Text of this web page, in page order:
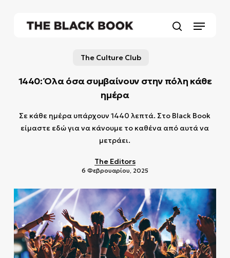
Menu
The Culture Club
1440: Όλα όσα συμβαίνουν στην πόλη κάθε
ημέρα
Σε κάθε ημέρα υπάρχουν 1440 λεπτά. Στο Black Book
είμαστε εδώ για να κάνουμε το καθένα από αυτά να
μετράει.
The Editors
6 Φεβρουαρίου, 2025